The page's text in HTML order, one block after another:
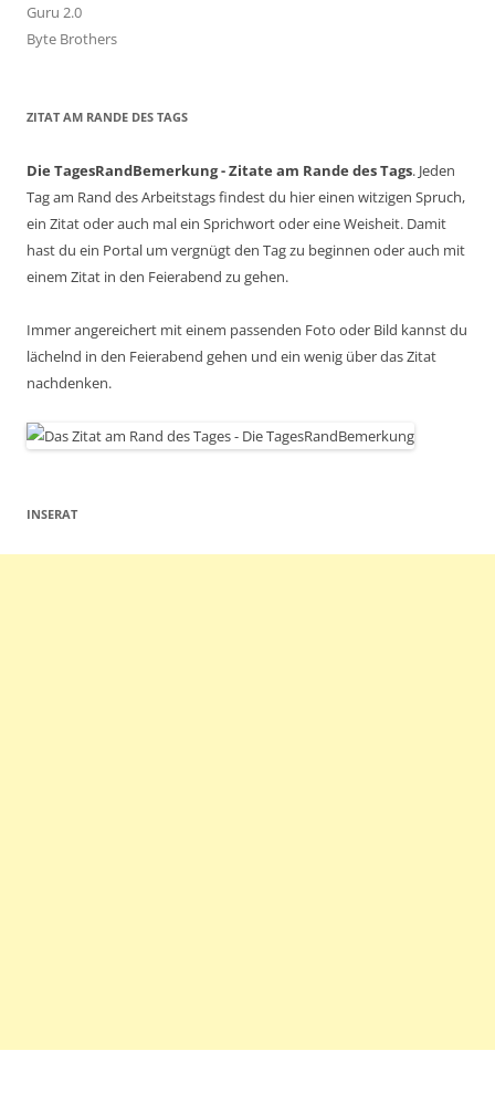
Guru 2.0
Byte Brothers
ZITAT AM RANDE DES TAGS
Die TagesRandBemerkung - Zitate am Rande des Tags. Jeden
Tag am Rand des Arbeitstags findest du hier einen witzigen Spruch,
ein Zitat oder auch mal ein Sprichwort oder eine Weisheit. Damit
hast du ein Portal um vergnügt den Tag zu beginnen oder auch mit
einem Zitat in den Feierabend zu gehen.
Immer angereichert mit einem passenden Foto oder Bild kannst du
lächelnd in den Feierabend gehen und ein wenig über das Zitat
nachdenken.
INSERAT